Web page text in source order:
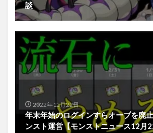
談
2022年12月22日
年末年始のログインすらオーブを廃
ンスト運営【モンストニュース12月